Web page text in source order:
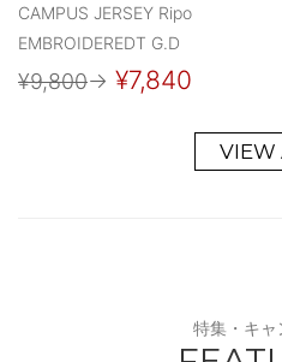
CAMPUS JERSEY Ripo
EMBROIDEREDT G.D
¥9,800→ ¥7,840
VIEW
特集・キャ